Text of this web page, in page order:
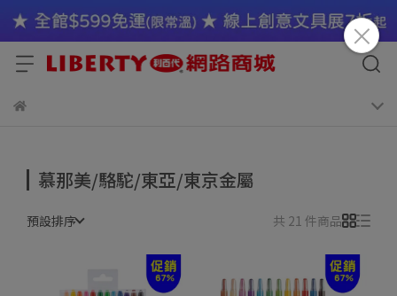
慕那美/駱駝/東亞/東京金屬
預設排序 共 21 件商品